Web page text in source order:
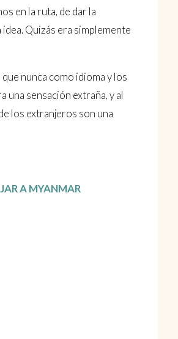
en la ruta, de dar la
Quizás era simplemente
nunca como idioma y los
una sensación extraña, y al
los extranjeros son una
A MYANMAR